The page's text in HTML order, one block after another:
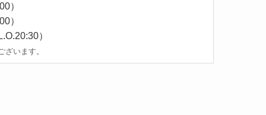
）
）
）
います。